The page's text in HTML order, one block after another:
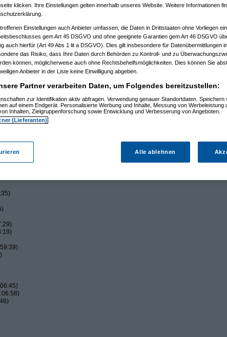
klicken. Ihre Einstellungen gelten innerhalb unseres Website. Weitere Informationen
Einstellungen auch Anbieter umfassen, die Daten in Drittstaaten ohne Vorliegen
gem Art 45 DSGVO und ohne geeignete Garantien gem Art 46 DSGVO
auch hierfür (Art 49 Abs 1 lit a DSGVO). Dies gilt insbesondere für Datenübermittlungen
das Risiko, dass Ihre Daten durch Behörden zu Kontroll- und zu
können, möglicherweise auch ohne Rechtsbehelfsmöglichkeiten. Dies können Sie
Anbieter in der Liste keine Einwilligung abgeben.
Partner verarbeiten Daten, um Folgendes bereitzustellen:
zur Identifikation aktiv abfragen. Verwendung genauer Standortdaten. Speichern
auf einem Endgerät. Personalisierte Werbung und Inhalte, Messung von Werbeleistung
Inhalten, Zielgruppenforschung sowie Entwicklung und Verbesserung von Angeboten.
(Lieferanten)
Alle ablehnen